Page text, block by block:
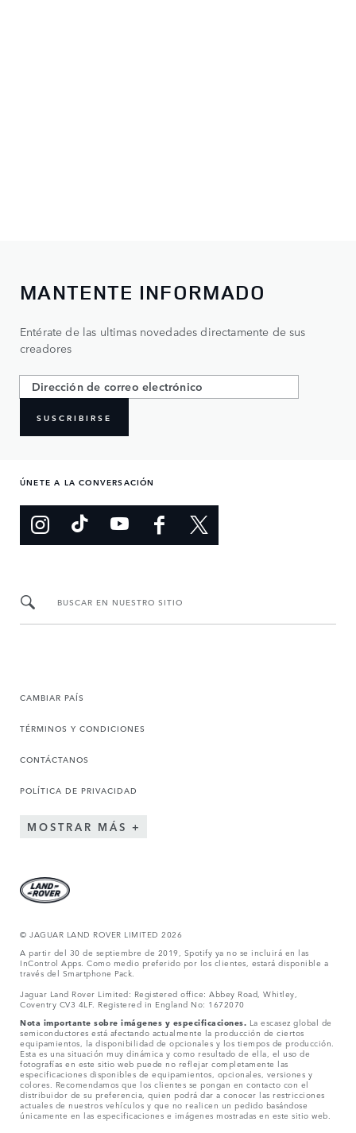
MANTENTE INFORMADO
Entérate de las ultimas novedades directamente de sus
creadores
SUSCRIBIRSE
ÚNETE A LA CONVERSACIÓN
BUSCAR EN NUESTRO SITIO
CAMBIAR PAÍS
TÉRMINOS Y CONDICIONES
CONTÁCTANOS
POLÍTICA DE PRIVACIDAD
MOSTRAR MÁS
© JAGUAR LAND ROVER LIMITED 2026
A partir del 30 de septiembre de 2019, Spotify ya no se incluirá en las
InControl Apps. Como medio preferido por los clientes, estará disponible a
través del Smartphone Pack.
Jaguar Land Rover Limited: Registered office: Abbey Road, Whitley,
Coventry CV3 4LF. Registered in England No: 1672070
Nota importante sobre imágenes y especificaciones. La escasez global de
semiconductores está afectando actualmente la producción de ciertos
equipamientos, la disponibilidad de opcionales y los tiempos de producción.
Esta es una situación muy dinámica y como resultado de ella, el uso de
fotografías en este sitio web puede no reflejar completamente las
especificaciones disponibles de equipamientos, opcionales, versiones y
colores. Recomendamos que los clientes se pongan en contacto con el
distribuidor de su preferencia, quien podrá dar a conocer las restricciones
actuales de nuestros vehículos y que no realicen un pedido basándose
únicamente en las especificaciones e imágenes mostradas en este sitio web.